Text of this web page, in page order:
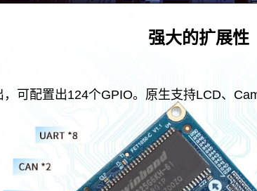
强大的扩展性
可配置出124个GPIO。原生支持LCD、